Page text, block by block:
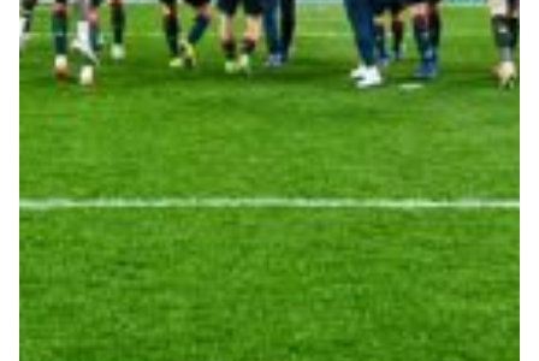
Robe di Kappa x Genoa
Vintage Collection
Kids
Accessori